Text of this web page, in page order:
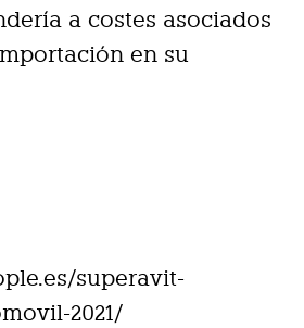
a costes asociados
en su
superavit-
2021/